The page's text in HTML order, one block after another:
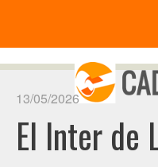
13/05/2026
El Inter de